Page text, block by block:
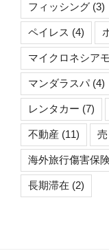
フィッシング (3)
ペイレス (4)
マイクロネシア
マンダラスパ(4)
レンタカー (7)
不動産 (11)
海外旅行傷害保
長期滞在 (2)